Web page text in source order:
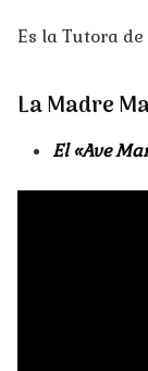
Es la Tutora
La Madre
El «Ave